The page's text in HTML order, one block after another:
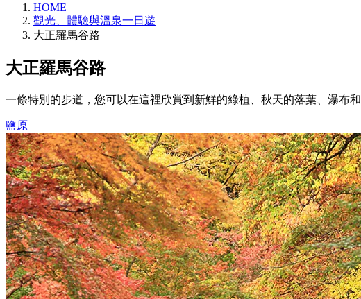
HOME
觀光、體驗與溫泉一日遊
大正羅馬谷路
大正羅馬谷路
一條特別的步道，您可以在這裡欣賞到新鮮的綠植、秋天的落葉、瀑布和
鹽原